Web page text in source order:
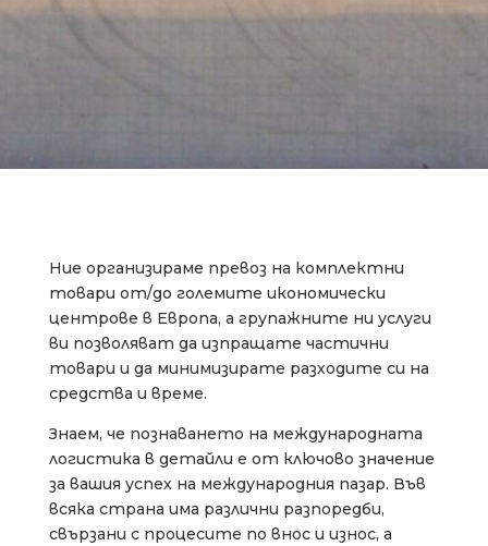
Ние организираме превоз на комплектни
товари от/до големите икономически
центрове в Европа, a групажните ни услуги
ви позволяват да изпращате частични
товари и да минимизирате разходите си на
средства и време.
Знаем, че познаването на международната
логистика в детайли е от ключово значение
за вашия успех на международния пазар. Във
всяка страна има различни разпоредби,
свързани с процесите по внос и износ, а